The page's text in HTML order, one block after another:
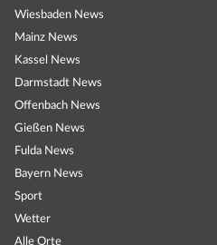
Wiesbaden News
Mainz News
Kassel News
Darmstadt News
Offenbach News
Gießen News
Fulda News
Bayern News
Sport
Wetter
Alle Orte